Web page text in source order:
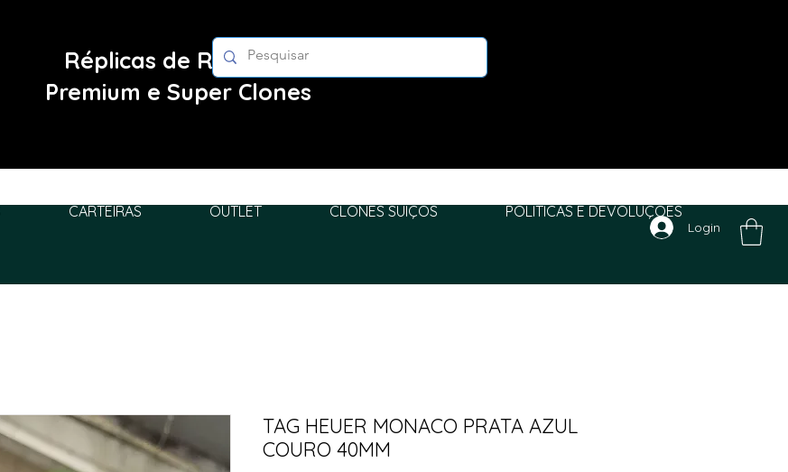
Réplicas de Relógios
Premium e Super Clones
CARTEIRAS OUTLET CLONES SUIÇOS POLITICAS E DEVOLUÇÕES
Login
TAG HEUER MONACO PRATA AZUL
COURO 40MM